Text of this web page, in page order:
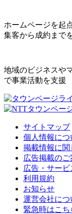
ホームページを起
集客から成約まで
地域のビジネスや
で事業活動を支援
サイトマップ
個人情報につ
掲載情報に関
広告掲載のご
広告・サー
利用規約
お知らせ
運営会社につ
緊急時はこち